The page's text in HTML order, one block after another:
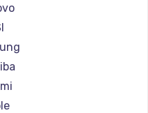
Epson
Philips
LG
Panasonic
Irbis
Thunderobot